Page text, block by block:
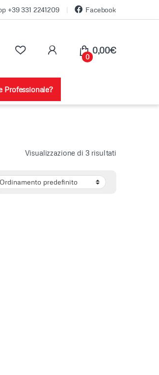
+39 331 2241209 Facebook
0
0,00€
Professionale?
Visualizzazione di 3 risultati